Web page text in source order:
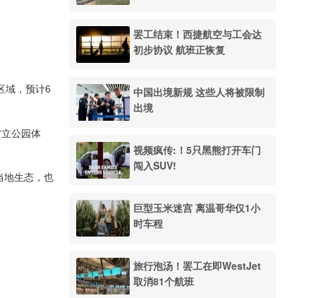
域，预计6
公园体
地生态，也
罢工结束！西捷航空与工会达
初步协议 航班正恢复
中国出境新规 这些人将被限制
出境
视频疯传:！5只黑熊打开车门
闯入SUV!
巨型玉米迷宫 离温哥华仅1小
时车程
旅行泡汤！罢工在即WestJet
取消81个航班